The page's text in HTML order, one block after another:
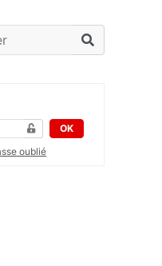
OK
oublié